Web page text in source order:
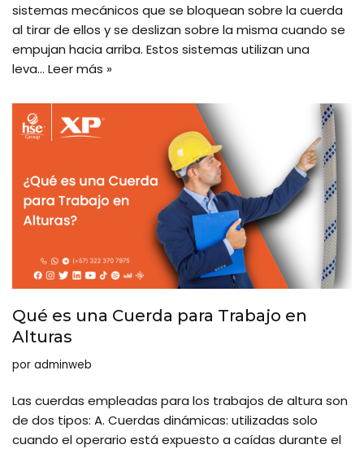
sistemas mecánicos que se bloquean sobre la cuerda
al tirar de ellos y se deslizan sobre la misma cuando se
empujan hacia arriba. Estos sistemas utilizan una
leva… Leer más »
Qué es una Cuerda para Trabajo en
Alturas
por adminweb
Las cuerdas empleadas para los trabajos de altura son
de dos tipos: A. Cuerdas dinámicas: utilizadas solo
cuando el operario está expuesto a caídas durante el